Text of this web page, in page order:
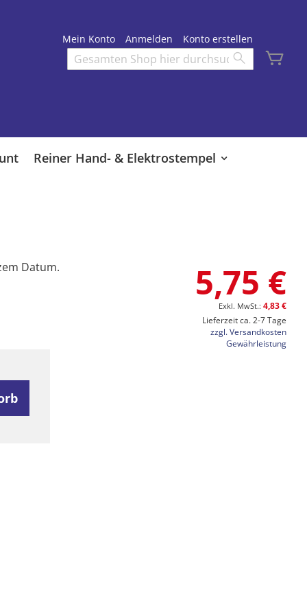
Mein Konto Anmelden
Konto erstellen
Search
Reiner Hand- & Elektrostempel
5,75 €
4,83 €
Lieferzeit ca. 2-7 Tage
zzgl. Versandkosten
Gewährleistung
Datum.